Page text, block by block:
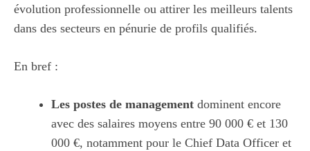
évolution professionnelle ou attirer les meilleurs talents
dans des secteurs en pénurie de profils qualifiés.
En bref :
Les postes de management dominent encore
avec des salaires moyens entre 90 000 € et 130
000 €, notamment pour le Chief Data Officer et